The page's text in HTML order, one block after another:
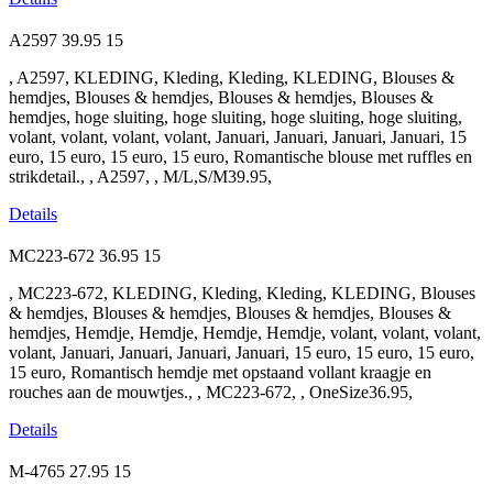
A2597 39.95 15
, A2597, KLEDING, Kleding, Kleding, KLEDING, Blouses &
hemdjes, Blouses & hemdjes, Blouses & hemdjes, Blouses &
hemdjes, hoge sluiting, hoge sluiting, hoge sluiting, hoge sluiting,
volant, volant, volant, volant, Januari, Januari, Januari, Januari, 15
euro, 15 euro, 15 euro, 15 euro, Romantische blouse met ruffles en
strikdetail., , A2597, , M/L,S/M39.95,
Details
MC223-672 36.95 15
, MC223-672, KLEDING, Kleding, Kleding, KLEDING, Blouses
& hemdjes, Blouses & hemdjes, Blouses & hemdjes, Blouses &
hemdjes, Hemdje, Hemdje, Hemdje, Hemdje, volant, volant, volant,
volant, Januari, Januari, Januari, Januari, 15 euro, 15 euro, 15 euro,
15 euro, Romantisch hemdje met opstaand vollant kraagje en
rouches aan de mouwtjes., , MC223-672, , OneSize36.95,
Details
M-4765 27.95 15